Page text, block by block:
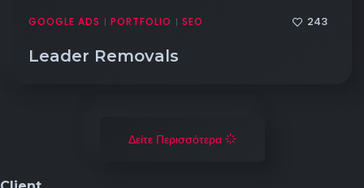
GOOGLE ADS | PORTFOLIO | SEO 243
Leader Removals
Δείτε Περισσότερα